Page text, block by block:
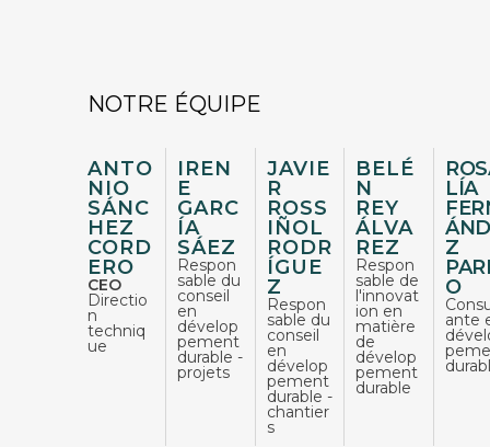
NOTRE ÉQUIPE
ANTO
NIO
SÁNC
HEZ
CORD
ERO
CEO
Directio
n
techniq
ue
IREN
E
GARC
ÍA
SÁEZ
Respon
sable du
conseil
en
dévelop
pement
durable -
projets​
JAVIE
R
ROSS
IÑOL
RODR
ÍGUE
Z
Respon
sable du
conseil
en
dévelop
pement
durable -
chantier
s
BELÉ
N
REY
ÁLVA
REZ
Respon
sable de
l'innovat
ion en
matière
de
dévelop
pement
durable
LÍA
Z
O
ante